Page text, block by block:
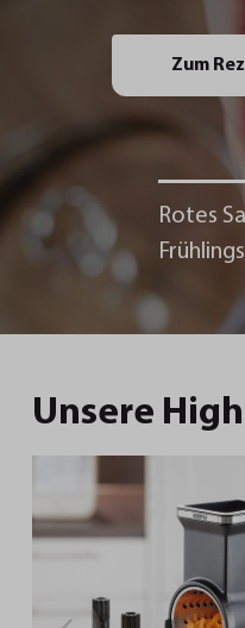
Zum
Rotes
Unsere